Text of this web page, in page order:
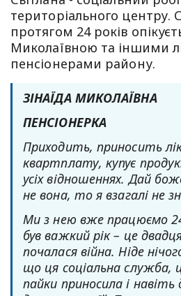
територіального центру.
протягом 24 років
Миколаївною та іншими
пенсіонерами району.
ЗІНАЇДА МИКОЛАЇВНА
ПЕНСІОНЕРКА
Приходить, приносить
квартплату, купує
усіх відношеннях. Дай
не вона, то я взагалі не
Ми з нею вже працюємо
був важкий рік – це
почалася війна. Ніде
що ця соціальна служба,
пайки приносила і навіть